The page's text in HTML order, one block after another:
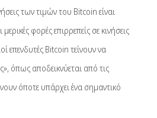
των τιμών του Bitcoin είναι
φορές επιρρεπείς σε κινήσεις
επενδυτές Bitcoin τείνουν να
όπως αποδεικνύεται από τις
όποτε υπάρχει ένα σημαντικό